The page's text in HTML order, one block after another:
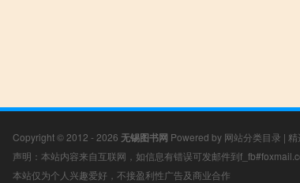
Copyright © 2012 - 2026 无锡图书网 Powered by 网站分类目录 |
声明：本站内容来自互联网，如信息有错误可发邮件到
本站仅为个人兴趣爱好，不接盈利性广告及商业合作